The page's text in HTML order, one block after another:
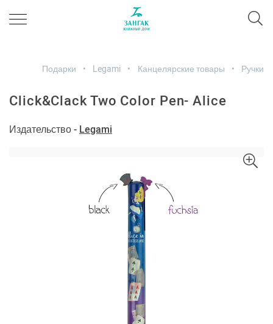
Подарки Legami Канцелярские товары Ручки
Click&Clack Two Color Pen- Alice
Издательство - Legami